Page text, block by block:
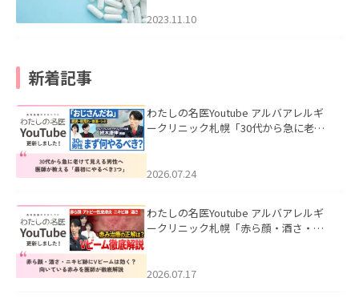
2023.11.10
新着記事
わたしの名医Youtube アルバアレルギ
ークリニック札幌「30代から急に老け
た。
2026.07.24
わたしの名医Youtube アルバアレルギ
ークリニック札幌「赤ら顔・酒さ・ニ
した。
2026.07.17